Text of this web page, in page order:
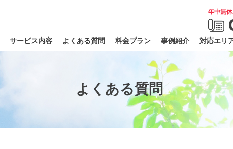
サービス内容 よくある質問 料金プラン 事例紹介 対応エリ
年中無休
よくある質問